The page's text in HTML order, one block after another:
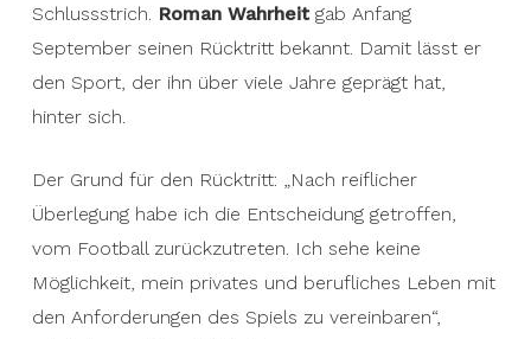
Schlussstrich. Roman Wahrheitgab Anfang
September seinen Rücktritt bekannt. Damit lässt er
den Sport, der ihn über viele Jahre geprägt hat,
hinter sich.
Der Grund für den Rücktritt: „Nach reiflicher
Überlegung habe ich die Entscheidung getroffen,
vom Football zurückzutreten. Ich sehe keine
Möglichkeit, mein privates und berufliches Leben mit
den Anforderungen des Spiels zu vereinbaren“,